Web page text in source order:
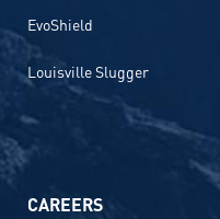
EvoShield
Louisville Slugger
CAREERS